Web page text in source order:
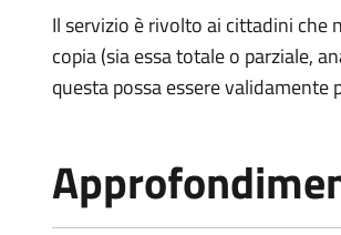
Il servizio è rivolto ai cittadini che
copia (sia essa totale o parziale,
questa possa essere